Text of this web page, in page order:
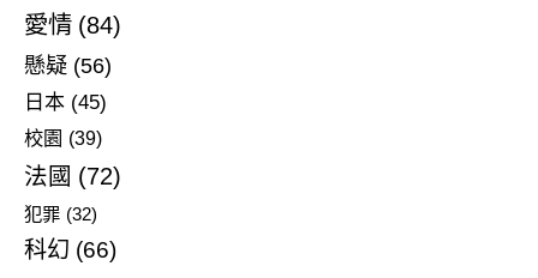
愛情 (84)
懸疑 (56)
日本 (45)
校園 (39)
法國 (72)
犯罪 (32)
科幻 (66)